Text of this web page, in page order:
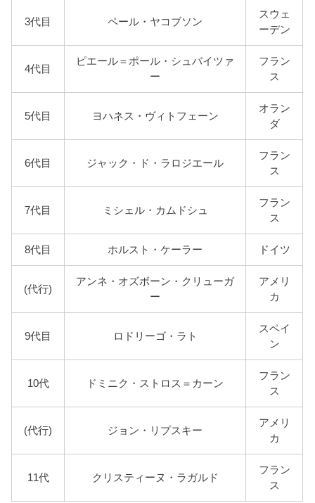
3代目 ペール・ヤコブソン
スウェ
ーデン
4代目
ピエール＝ポール・シュバイツァ
ー
フラン
ス
5代目 ヨハネス・ヴィトフェーン
オラン
ダ
6代目 ジャック・ド・ラロジエール
フラン
ス
7代目 ミシェル・カムドシュ
フラン
ス
8代目 ホルスト・ケーラー ドイツ
(代行)
アンネ・オズボーン・クリューガ
ー
アメリ
カ
9代目 ロドリーゴ・ラト
スペイ
ン
10代 ドミニク・ストロス＝カーン
フラン
ス
(代行) ジョン・リプスキー
アメリ
カ
11代 クリスティーヌ・ラガルド
フラン
ス